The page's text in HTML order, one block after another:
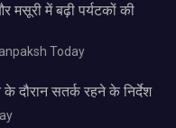
मसूरी में बढ़ी पर्यटकों की
Today
के दौरान सतर्क रहने के निर्देश